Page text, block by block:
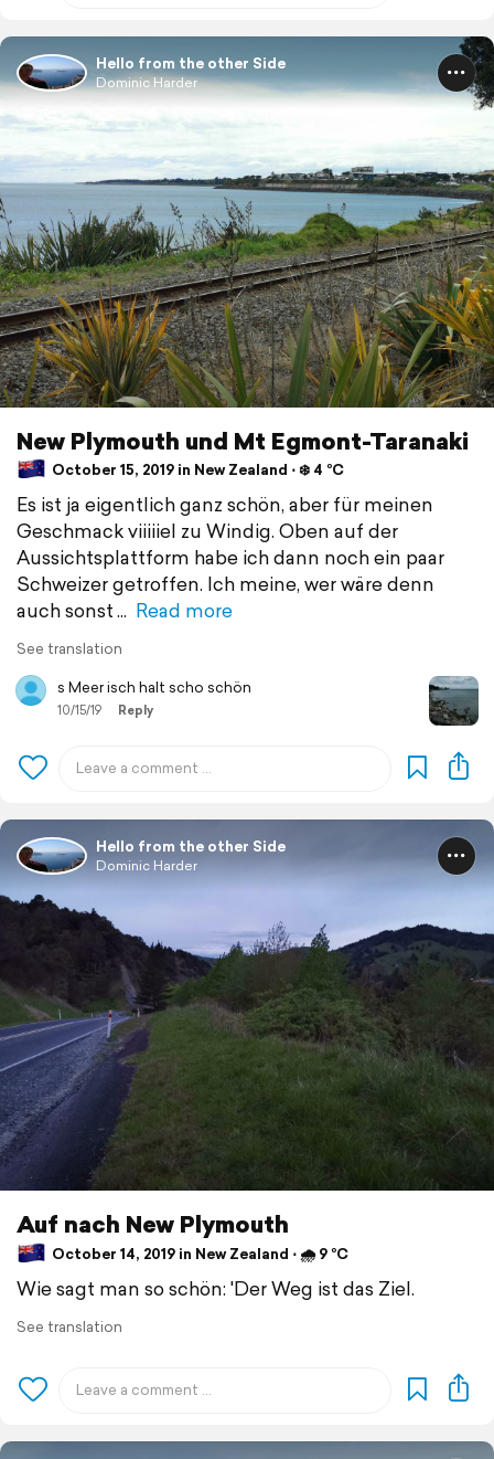
Hello from the other Side
Dominic Harder
New Plymouth und Mt Egmont-Taranaki
October 15, 2019 in New Zealand ⋅ ❄️ 4 °C
Es ist ja eigentlich ganz schön, aber für meinen
Geschmack viiiiiel zu Windig. Oben auf der
Aussichtsplattform habe ich dann noch ein paar
Schweizer getroffen. Ich meine, wer wäre denn
auch sonst
Read more
See translation
s Meer isch halt scho schön
10/15/19 Reply
Hello from the other Side
Dominic Harder
Auf nach New Plymouth
October 14, 2019 in New Zealand ⋅ 🌧 9 °C
Wie sagt man so schön: 'Der Weg ist das Ziel.
See translation